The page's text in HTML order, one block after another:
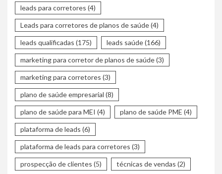
leads para corretores (4)
Leads para corretores de planos de saúde(4)
leads qualificadas (175) leads saúde(166)
marketing para corretor de planos de saúde(3)
marketing para corretores (3)
plano de saúde empresarial (8)
plano de saúde para MEI (4) plano de saúde PME (4)
plataforma de leads (6)
plataforma de leads para corretores (3)
prospecção de clientes (5) técnicas de vendas (2)